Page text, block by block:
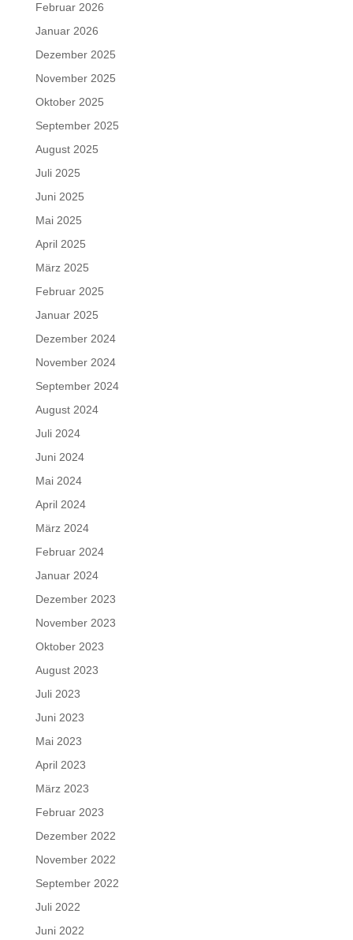
Februar 2026
Januar 2026
Dezember 2025
November 2025
Oktober 2025
September 2025
August 2025
Juli 2025
Juni 2025
Mai 2025
April 2025
März 2025
Februar 2025
Januar 2025
Dezember 2024
November 2024
September 2024
August 2024
Juli 2024
Juni 2024
Mai 2024
April 2024
März 2024
Februar 2024
Januar 2024
Dezember 2023
November 2023
Oktober 2023
August 2023
Juli 2023
Juni 2023
Mai 2023
April 2023
März 2023
Februar 2023
Dezember 2022
November 2022
September 2022
Juli 2022
Juni 2022